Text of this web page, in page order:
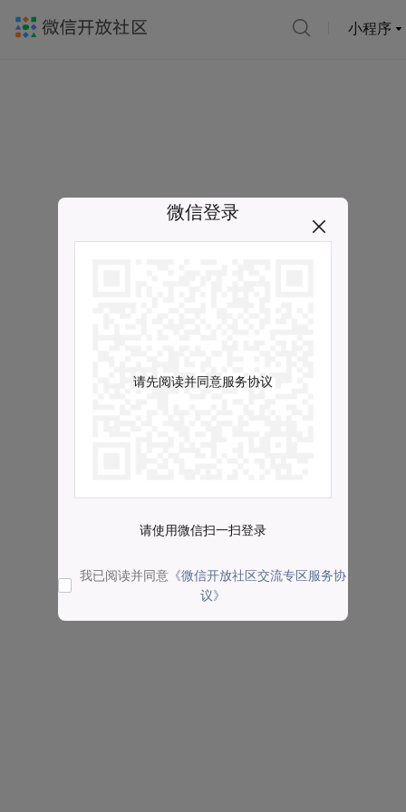
小程序
微信登录
请先阅读并同意服务协议
请使用微信扫一扫登录
我已阅读并同意 《微信开放社区交流专区服务协
议》